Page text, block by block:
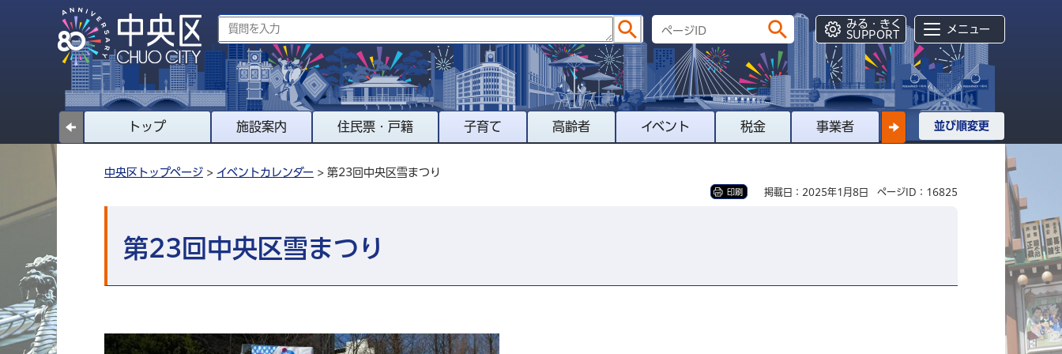
みる・きく
SUPPORT
メニュー
トップ 施設案内 住民票・戸籍 子育て 高齢者 イベント 税金 事業者 並び順変更
中央区トップページ > イベントカレンダー > 第23回中央区雪まつり
印刷 掲載日：2025年1月8日 ページID：16825
第23回中央区雪まつり